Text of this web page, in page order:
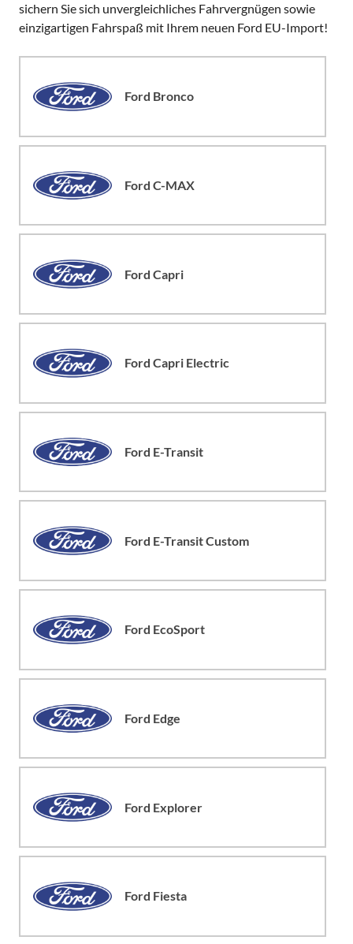
sichern Sie sich unvergleichliches Fahrvergnügen sowie
einzigartigen Fahrspaß mit Ihrem neuen Ford EU-Import!
Ford Bronco
Ford C-MAX
Ford Capri
Ford Capri Electric
Ford E-Transit
Ford E-Transit Custom
Ford EcoSport
Ford Edge
Ford Explorer
Ford Fiesta